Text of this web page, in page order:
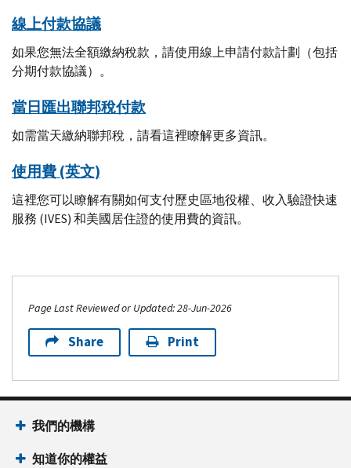
線上付款協議
如果您無法全額繳納稅款，請使用線上申請付款計劃（包括
分期付款協議）。
當日匯出聯邦稅付款
如需當天繳納聯邦稅，請看這裡瞭解更多資訊。
使用費 (英文)
這裡您可以瞭解有關如何支付歷史區地役權、收入驗證快速
服務 (IVES) 和美國居住證的使用費的資訊。
Page Last Reviewed or Updated: 28-Jun-2026
Share Print
我們的機構
知道你的權益